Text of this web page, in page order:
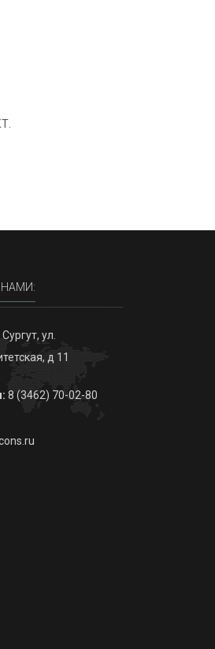
Сургут, ул.
д 11
8 (3462) 70-02-80